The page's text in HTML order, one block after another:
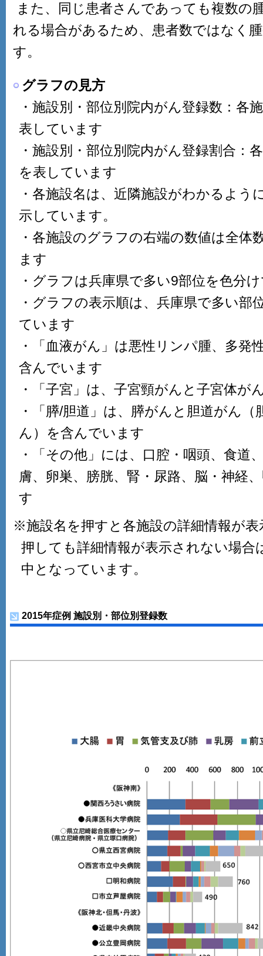
また、同じ患者さんであっても複数の
れる場合があるため、患者数ではなく
す。
グラフの見方
・施設別・部位別院内がん登録数：各
表しています
・施設別・部位別院内がん登録割合：
を表しています
・各施設名は、近隣施設がわかるよう
示しています。
・各施設のグラフの右端の数値は全体
ます
・グラフは兵庫県で多い9部位を色分
・グラフの表示順は、兵庫県で多い部
ています
・「血液がん」は悪性リンパ腫、多発
含んでいます
・「子宮」は、子宮頸がんと子宮体が
・「膵/胆道」は、膵がんと胆道がん
ん）を含んでいます
・「その他」には、口腔・咽頭、食道
膚、卵巣、膀胱、腎・尿路、脳・神経
す
※施設名を押すと各施設の詳細情報が
押しても詳細情報が表示されない場合
中となっています。
2015年症例 施設別・部位別登録数